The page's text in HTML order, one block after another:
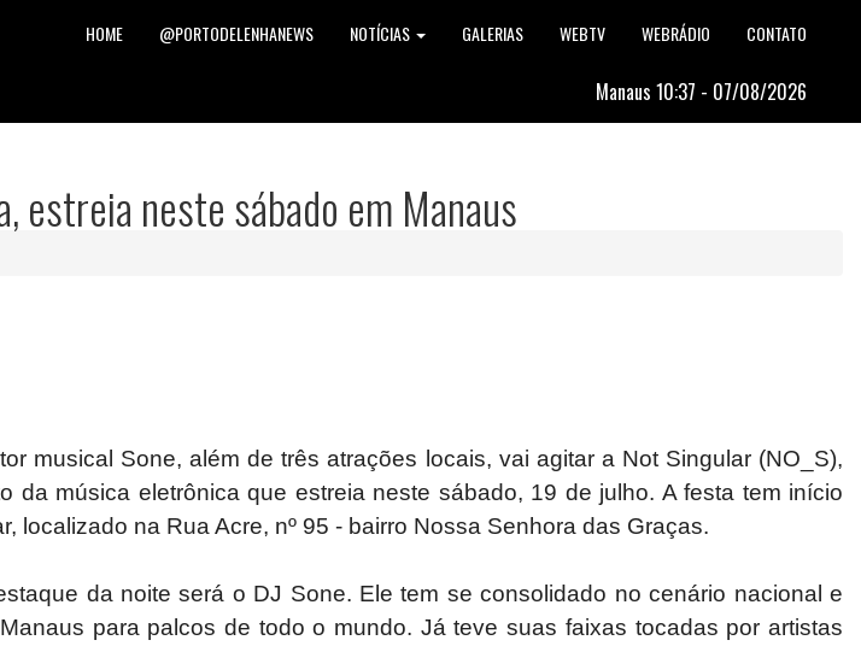
HOME @PORTODELENHANEWS NOTÍCIAS GALERIAS WEBTV WEBRÁDIO CONTATO
Manaus 10:37 - 07/08/2026
estreia neste sábado em Manaus
Sone, além de três atrações locais, vai agitar a Not Singular (NO_S),
da música eletrônica que estreia neste sábado, 19 de julho. A festa tem início
localizado na Rua Acre, nº 95 - bairro Nossa Senhora das Graças.
da noite será o DJ Sone. Ele tem se consolidado no cenário nacional e
para palcos de todo o mundo. Já teve suas faixas tocadas por artistas